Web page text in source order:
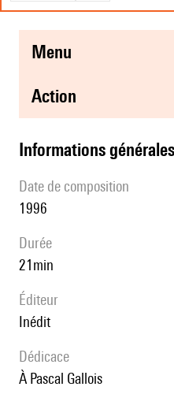
menu
action
informations générales
date de composition
1996
durée
21min
éditeur
Inédit
Dédicace
à Pascal Gallois